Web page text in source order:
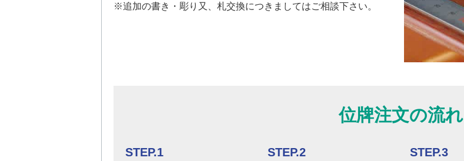
※追加の書き・彫り又、札交換につきましてはご相談下さい。
位牌注文の流れ
STEP.1
STEP.2
STEP.3